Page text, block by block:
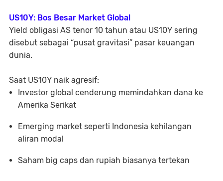
US10Y: Bos Besar Market Global
Yield obligasi AS tenor 10 tahun atau US10Y sering
disebut sebagai “pusat gravitasi” pasar keuangan
dunia.
Saat US10Y naik agresif:
Investor global cenderung memindahkan dana ke
Amerika Serikat
Emerging market seperti Indonesia kehilangan
aliran modal
Saham big caps dan rupiah biasanya tertekan